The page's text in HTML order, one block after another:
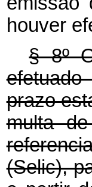
houver
§ 8º
prazo
multa
(Selic),